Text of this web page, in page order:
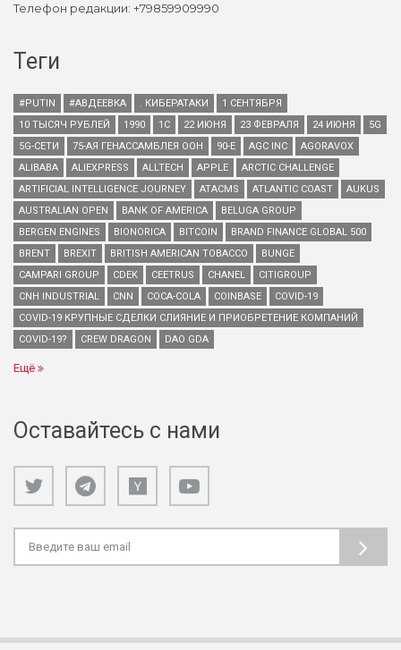
Телефон редакции: +79859909990
Теги
#PUTIN #АВДЕЕВКА . КИБЕРАТАКИ
1 СЕНТЯБРЯ
10 ТЫСЯЧ РУБЛЕЙ
1990 1С 22 ИЮНЯ 23 ФЕВРАЛЯ 24 ИЮНЯ
5G
5G-СЕТИ
75-АЯ ГЕНАССАМБЛЕЯ ООН 90-Е AGC INC
AGORAVOX
ALIBABA
ALIEXPRESS ALLTECH APPLE
ARCTIC CHALLENGE
ARTIFICIAL INTELLIGENCE JOURNEY
ATACMS ATLANTIC COAST
AUKUS
AUSTRALIAN OPEN
BANK OF AMERICA
BELUGA GROUP
BERGEN ENGINES
BIONORICA BITCOIN
BRAND FINANCE GLOBAL 500
BRENT
BREXIT BRITISH AMERICAN TOBACCO
BUNGE
CAMPARI GROUP
CDEK CEETRUS CHANEL
CITIGROUP
CNH INDUSTRIAL
CNN COCA-COLA COINBASE
COVID-19
COVID-19 КРУПНЫЕ СДЕЛКИ СЛИЯНИЕ И ПРИОБРЕТЕНИЕ КОМПАНИЙ
COVID-19?
CREW DRAGON DAO GDA
Ещё
Оставайтесь с нами